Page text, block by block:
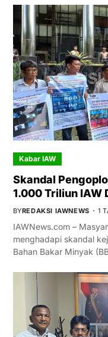
Kabar IAW
Skandal
1.000 Triliun IAW
BYREDAKSI IAWNEWS 1
IAWNews.com –
menghadapi skandal
Bahan Bakar Minyak